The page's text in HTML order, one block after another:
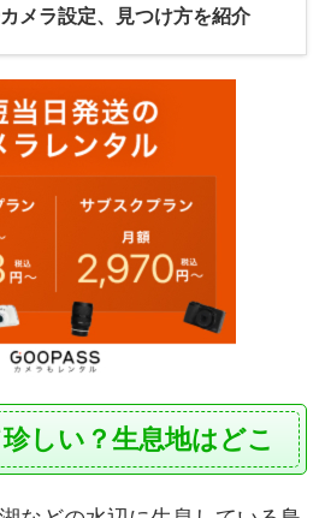
メラ設定、見つけ方を紹介
しい？生息地はどこ